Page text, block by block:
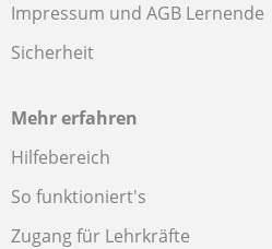
Impressum und AGB Lernende
Sicherheit
Mehr erfahren
Hilfebereich
So funktioniert's
Zugang für Lehrkräfte